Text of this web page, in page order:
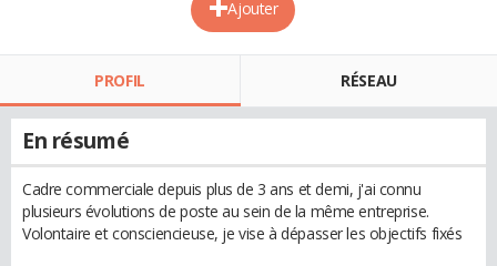
Ajouter
PROFIL RÉSEAU
En résumé
Cadre commerciale depuis plus de 3 ans et demi, j'ai connu
plusieurs évolutions de poste au sein de la même entreprise.
Volontaire et consciencieuse, je vise à dépasser les objectifs fixés